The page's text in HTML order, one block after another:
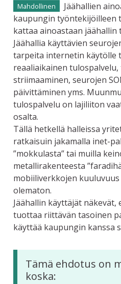
Mahdollinen
Jäähallien
kaupungin työntekijöilleen
kattaa ainoastaan jäähallin
Jäähallia käyttävien
tarpeita internetin käytölle
reaaliaikainen
striimaaminen, seurojen
päivittäminen yms.
tulospalvelu on lajiliiton
osalta.
Tällä hetkellä halleissa
ratkaisuin jakamalla inet-
”mokkulasta” tai muilla
metallirakenteesta
mobiiliverkkojen
olematon.
Jäähallin käyttäjät
tuottaa riittävän tasoinen
käyttää kaupungin kanssa
Tämä ehdotus on
koska: